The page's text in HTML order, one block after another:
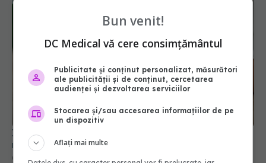
Injecția care scade glicemia și accelerează
metabolismul. Ce trebuie să știi despre Retatrutid
08 iun 2026, 11:46
Bun venit!
DC Medical vă cere consimțământul
Publicitate și conținut personalizat, măsurători
ale publicității și de conținut, cercetarea
audienței și dezvoltarea serviciilor
Stocarea și/sau accesarea informațiilor de pe
un dispozitiv
Aflați mai multe